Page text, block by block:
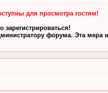
для просмотра гостям!
форума. Эта мера